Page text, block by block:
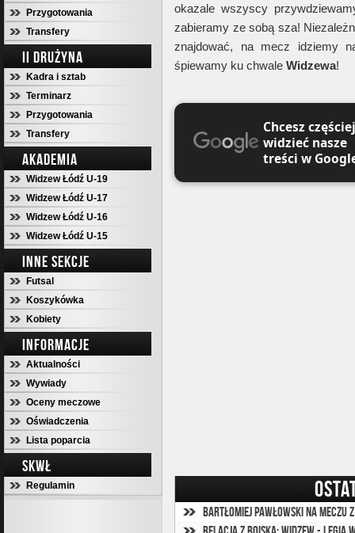
Przygotowania
Transfery
II DRUŻYNA
Kadra i sztab
Terminarz
Przygotowania
Transfery
AKADEMIA
Widzew Łódź U-19
Widzew Łódź U-17
Widzew Łódź U-16
Widzew Łódź U-15
INNE SEKCJE
Futsal
Koszykówka
Kobiety
INFORMACJE
Aktualności
Wywiady
Oceny meczowe
Oświadczenia
Lista poparcia
SKWŁ
Regulamin
okazale wszyscy
zabieramy ze sobą sza!
znajdować, na mecz idziemy
śpiewamy ku chwale Widzewa!
Chcesz częściej
widzieć nasze
treści w
Bartłomiej Pawłowski na meczu